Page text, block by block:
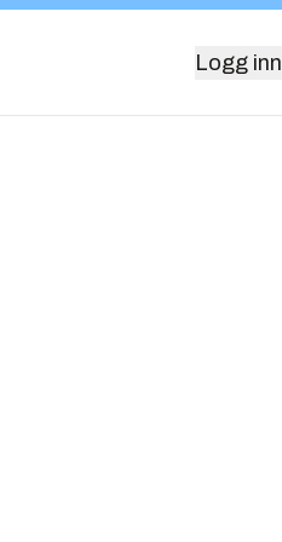
Logg inn